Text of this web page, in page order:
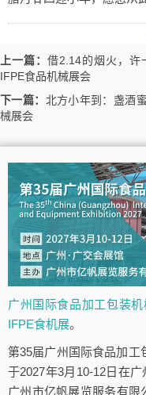
上一篇： 借2.14的烟火，许
IFPE食品机械展会
下一篇： 北方小年到：盏酒
械展会
广州国际食品加工包装机
IFPE食机展。
第35届广州国际食品加
于2027年3月10-12日在
广州市亿帆展览服务有限